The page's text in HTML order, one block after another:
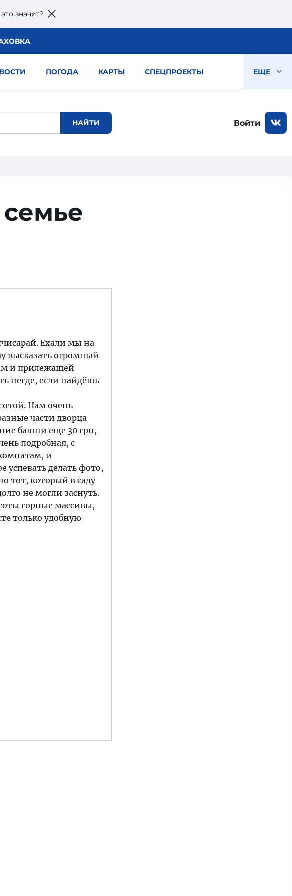
значит?
ПОГОДА КАРТЫ СПЕЦПРОЕКТЫ ЕЩЕ
Войти
Ехали мы на
высказать огромный
и прилежащей
негде, если найдёшь
Нам очень
части дворца
башни еще 30 грн,
подробная, с
и
успевать делать фото,
тот, который в саду
не могли заснуть.
горные массивы,
только удобную